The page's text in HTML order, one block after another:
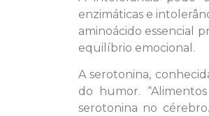
enzimáticas e
aminoácido essencial
equilíbrio emocional.
A serotonina,
do humor.
serotonina no